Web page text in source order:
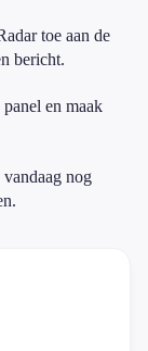
toe aan de
bericht.
en maak
nog